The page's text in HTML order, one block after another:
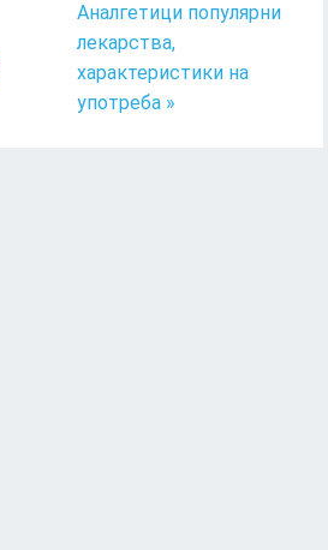
Аналгетици популярни
лекарства,
характеристики на
употреба »